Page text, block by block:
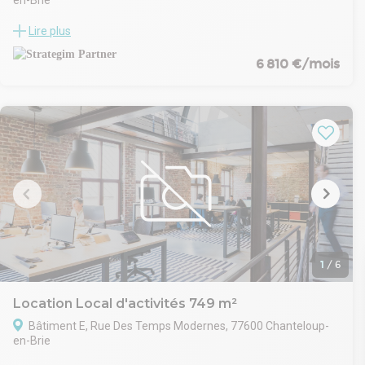
composé de sept bâtiments indépendants, appelés «?
Veellas?», chacun destiné à être occupé par un monolocataire.
Ces structures sont certifiées BREEAM Very Good, attestant de
est intégré dans un cadre verdoyant, agrémenté de corridors
végétaux favorisant la biodiversité. Les charpentes en bois
confèrent une atmosphère chaleureuse à cet environnement
de travail. ?
L’emplacement stratégique permet un accès rapide aux
infrastructures de transport, notamment le RER A, facilitant les
déplacements des salariés et clients.
Lire plus
6 810 €/mois
1 / 6
Location Local d'activités 749 m²
Bâtiment E, Rue Des Temps Modernes, 77600 Chanteloup-
en-Brie